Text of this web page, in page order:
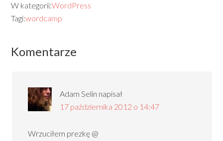
nawet na małych stronach
W3TotalCache może
znacząco poprawić działanie
W kategorii:WordPress
Tagi:wordcamp
Komentarze
Adam Selin napisał
17 października 2012 o 14:47
Wrzuciłem prezkę @